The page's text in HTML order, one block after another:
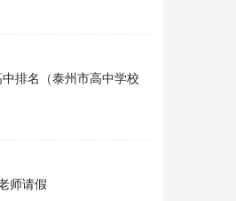
排名（泰州市高中学校
师请假